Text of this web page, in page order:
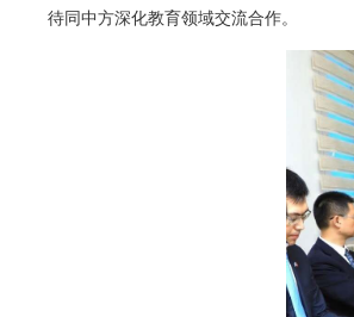
待同中方深化教育领域交流合作。